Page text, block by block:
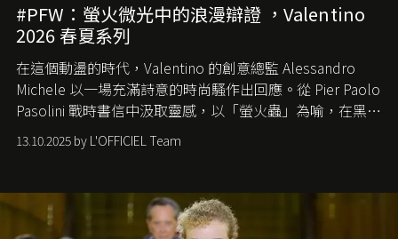
#PFW：螢火微光中的浪漫辯證 ，Valentino
2026 春夏系列
在這個動盪的時代， Valentino 的創意總監 Alessandro
Michele 以一場充滿詩意的時尚騷作出回應。從 Pier Paolo
Pasolini 戰時書信中汲取靈感，以「螢火蟲」為喻，在黑暗
中找尋希望的微光。
13.10.2025 by L'OFFICIEL Team